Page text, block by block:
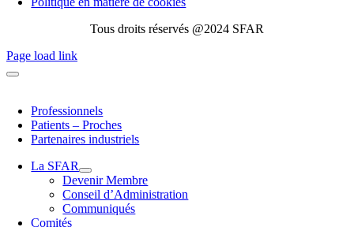
Tous droits réservés @2024 SFAR
Page load link
Professionnels
Patients – Proches
Partenaires industriels
La SFAR
Devenir Membre
Conseil d’Administration
Communiqués
Comités